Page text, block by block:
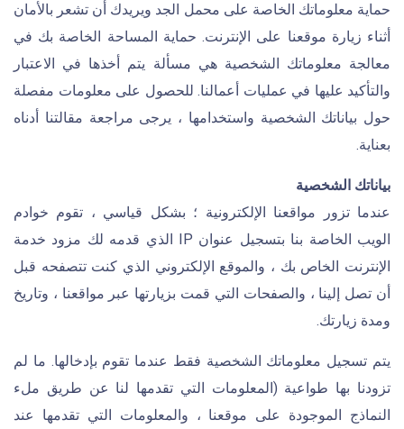
حماية معلوماتك الخاصة على محمل الجد ويريدك أن تشعر بالأمان
أثناء زيارة موقعنا على الإنترنت. حماية المساحة الخاصة بك في
معالجة معلوماتك الشخصية هي مسألة يتم أخذها في الاعتبار
والتأكيد عليها في عمليات أعمالنا. للحصول على معلومات مفصلة
حول بياناتك الشخصية واستخدامها ، يرجى مراجعة مقالتنا أدناه
بعناية.
بياناتك الشخصية
عندما تزور مواقعنا الإلكترونية ؛ بشكل قياسي ، تقوم خوادم
الويب الخاصة بنا بتسجيل عنوان IP الذي قدمه لك مزود خدمة
الإنترنت الخاص بك ، والموقع الإلكتروني الذي كنت تتصفحه قبل
أن تصل إلينا ، والصفحات التي قمت بزيارتها عبر مواقعنا ، وتاريخ
ومدة زيارتك.
يتم تسجيل معلوماتك الشخصية فقط عندما تقوم بإدخالها. ما لم
تزودنا بها طواعية (المعلومات التي تقدمها لنا عن طريق ملء
النماذج الموجودة على موقعنا ، والمعلومات التي تقدمها عند